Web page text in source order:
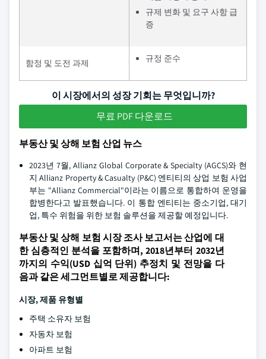
규제 변화 및 요구 사항 급
증
함정 및 도전 과제 규정 준수
이 시장에서의 성장 기회는 무엇입니까?
무료 PDF 다운로드
부동산 및 상해 보험 산업 뉴스
2023년 7월, Allianz Global Corporate & Specialty (AGCS)와 현
지 Allianz Property & Casualty (P&C) 엔티티의 상업 보험 사업
부는 "Allianz Commercial"이라는 이름으로 통합하여 운영을
합병한다고 발표했습니다. 이 통합 엔티티는 중소기업, 대기
업, 특수 위험을 위한 보험 솔루션을 제공할 예정입니다.
부동산 및 상해 보험 시장 조사 보고서는 산업에 대
한 심층적인 분석을 포함하며, 2018년부터 2032년
까지의 수익(USD 십억 단위) 추정치 및 전망을 다
음과 같은 세그먼트별로 제공합니다:
시장, 제품 유형별
주택 소유자 보험
자동차 보험
아파트 보험